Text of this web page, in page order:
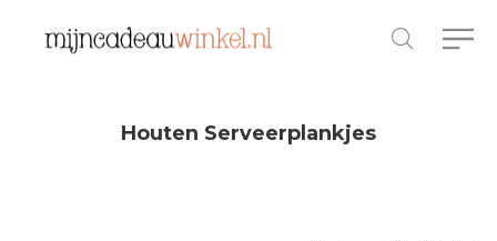
Houten Serveerplankjes